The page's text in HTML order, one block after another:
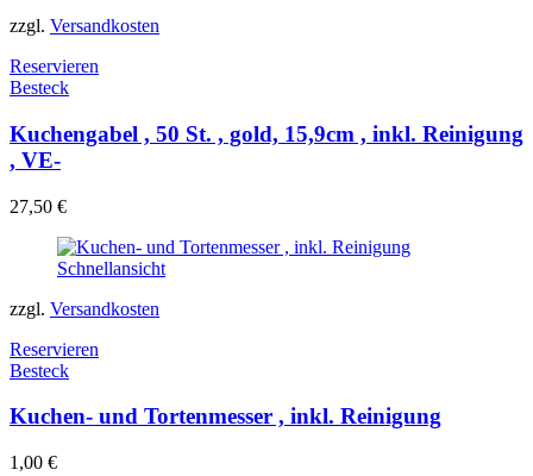
zzgl. Versandkosten
Reservieren
Besteck
Kuchengabel , 50 St. , gold, 15,9cm , inkl. Reinigung
, VE-
27,50 €
Schnellansicht
zzgl. Versandkosten
Reservieren
Besteck
Kuchen- und Tortenmesser , inkl. Reinigung
1,00 €